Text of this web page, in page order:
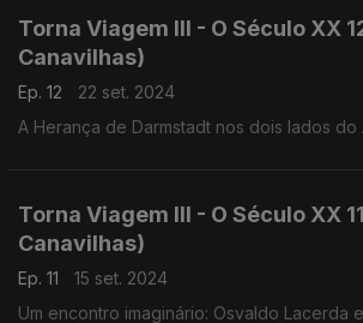
Torna Viagem III - O Século XX
Canavilhas)
Ep. 12
22 set. 2024
A Herança de Darmstadt nos dois lados do
Torna Viagem III - O Século XX
Canavilhas)
Ep. 11
15 set. 2024
Um encontro imaginário: Osvaldo Lacerda